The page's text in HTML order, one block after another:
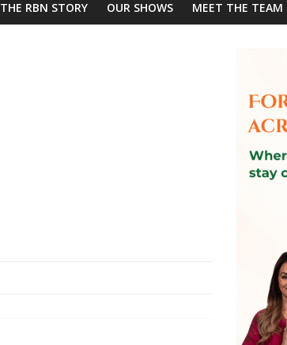
THE RBN STORY OUR SHOWS MEET THE TEAM